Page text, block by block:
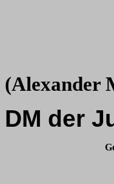
(Alexander
DM der